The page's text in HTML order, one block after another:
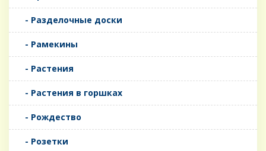
- Разделочные доски
- Рамекины
- Растения
- Растения в горшках
- Рождество
- Розетки